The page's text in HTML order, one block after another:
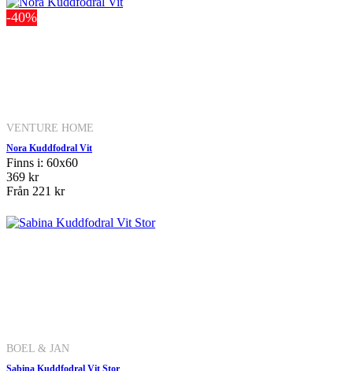
-40%
VENTURE HOME
Nora Kuddfodral Vit
Finns i: 60x60
369 kr
Från 221 kr
BOEL & JAN
Sabina Kuddfodral Vit Stor